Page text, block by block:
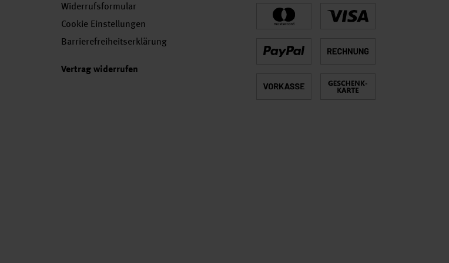
Widerrufsformular
Cookie Einstellungen
Barrierefreiheitserklärung
Vertrag widerrufen